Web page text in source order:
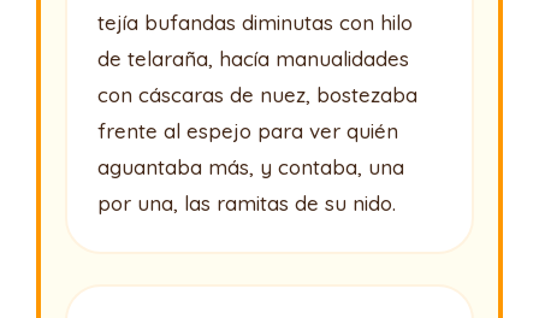
tejía bufandas diminutas con hilo
de telaraña, hacía manualidades
con cáscaras de nuez, bostezaba
frente al espejo para ver quién
aguantaba más, y contaba, una
por una, las ramitas de su nido.